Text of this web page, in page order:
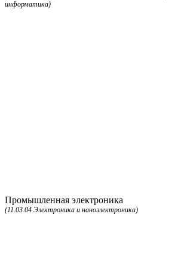
информатика)
Промышленная электроника
(11.03.04 Электроника и наноэлектроника)